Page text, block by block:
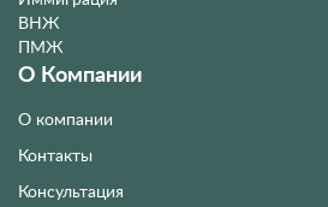
ВНЖ
ПМЖ
О Компании
О компании
Контакты
Консультация